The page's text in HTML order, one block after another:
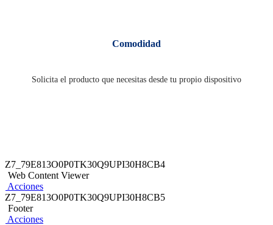
Comodidad
Solicita el producto que necesitas desde tu propio dispositivo
Z7_79E813O0P0TK30Q9UPI30H8CB4
Web Content Viewer
Acciones
Z7_79E813O0P0TK30Q9UPI30H8CB5
Footer
Acciones